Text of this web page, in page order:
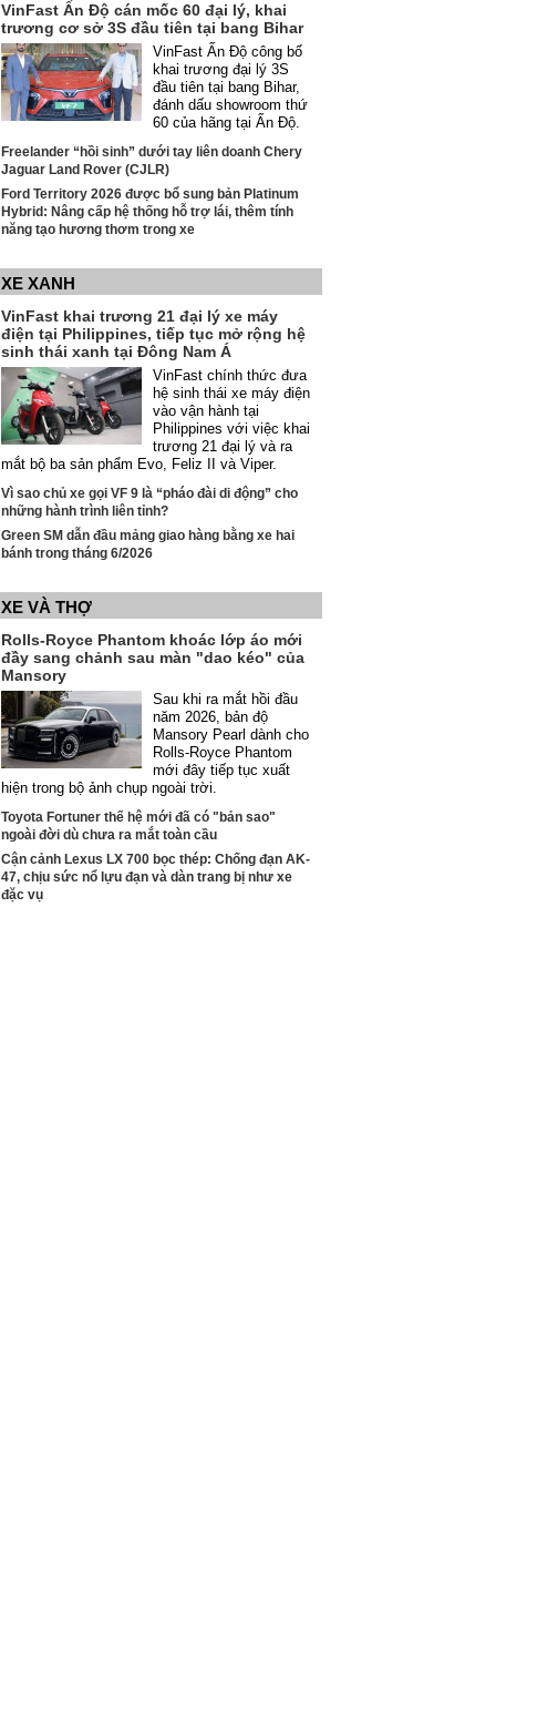
VinFast Ấn Độ cán mốc 60 đại lý, khai
trương cơ sở 3S đầu tiên tại bang Bihar
VinFast Ấn Độ công bố
khai trương đại lý 3S
đầu tiên tại bang Bihar,
đánh dấu showroom thứ
60 của hãng tại Ấn Độ.
Freelander “hồi sinh” dưới tay liên doanh Chery
Jaguar Land Rover (CJLR)
Ford Territory 2026 được bổ sung bản Platinum
Hybrid: Nâng cấp hệ thống hỗ trợ lái, thêm tính
năng tạo hương thơm trong xe
XE XANH
VinFast khai trương 21 đại lý xe máy
điện tại Philippines, tiếp tục mở rộng hệ
sinh thái xanh tại Đông Nam Á
VinFast chính thức đưa
hệ sinh thái xe máy điện
vào vận hành tại
Philippines với việc khai
trương 21 đại lý và ra
mắt bộ ba sản phẩm Evo, Feliz II và Viper.
Vì sao chủ xe gọi VF 9 là “pháo đài di động” cho
những hành trình liên tỉnh?
Green SM dẫn đầu mảng giao hàng bằng xe hai
bánh trong tháng 6/2026
XE VÀ THỢ
Rolls-Royce Phantom khoác lớp áo mới
đầy sang chảnh sau màn "dao kéo" của
Mansory
Sau khi ra mắt hồi đầu
năm 2026, bản độ
Mansory Pearl dành cho
Rolls-Royce Phantom
mới đây tiếp tục xuất
hiện trong bộ ảnh chụp ngoài trời.
Toyota Fortuner thế hệ mới đã có "bản sao"
ngoài đời dù chưa ra mắt toàn cầu
Cận cảnh Lexus LX 700 bọc thép: Chống đạn AK-
47, chịu sức nổ lựu đạn và dàn trang bị như xe
đặc vụ